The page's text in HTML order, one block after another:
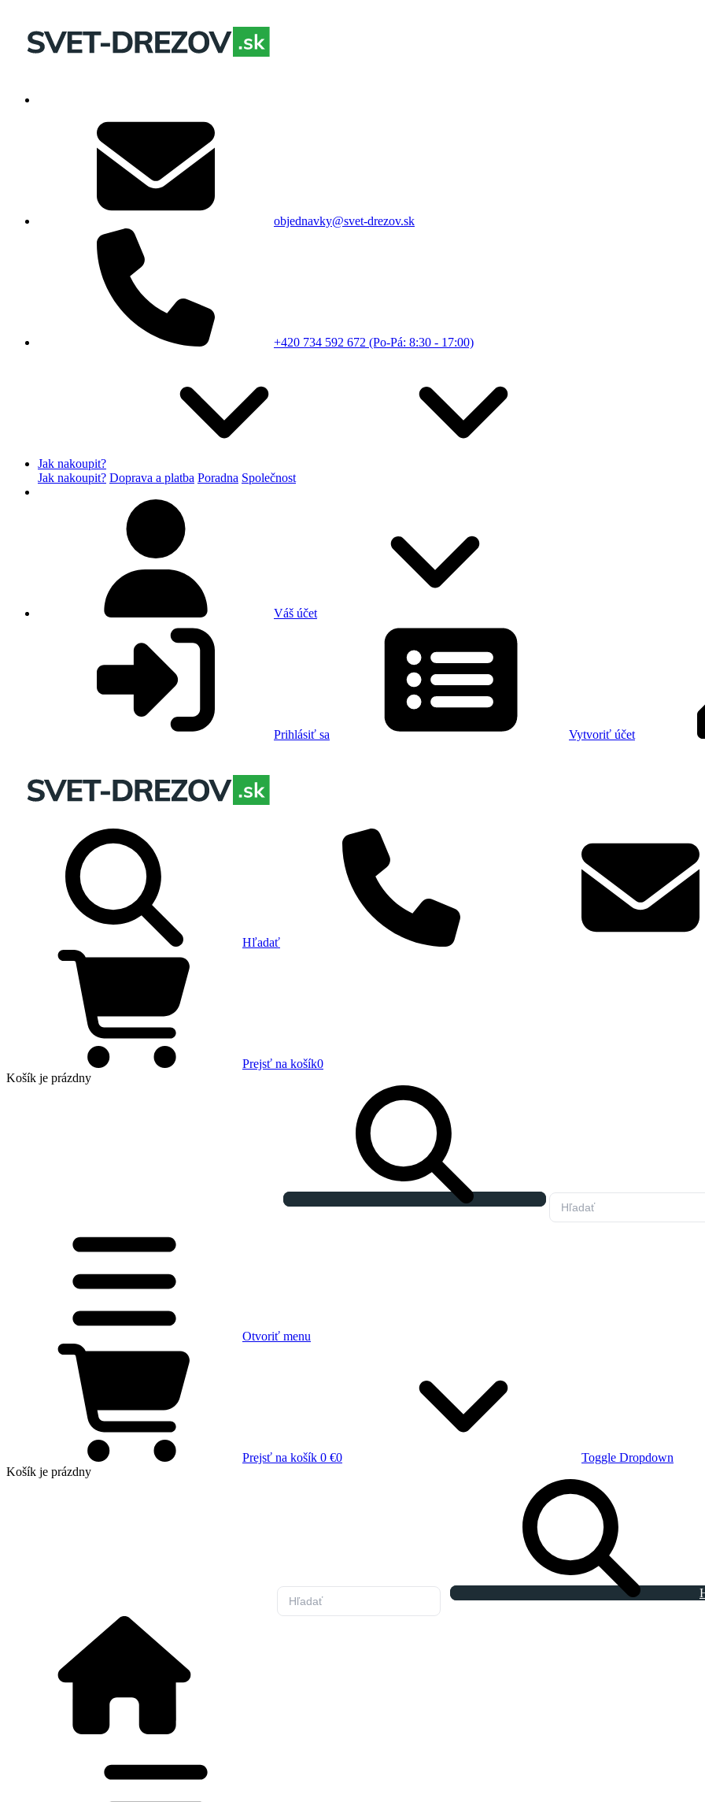
objednavky@svet-drezov.sk
+420 734 592 672 (Po-Pá: 8:30 - 17:00)
Jak nakoupit?
Jak nakoupit? Doprava a platba Poradna Společnost
Váš účet
Prihlásiť sa Vytvoriť účet
Hľadať
Prejsť na košík0
Košík je prázdny
Otvoriť menu
Prejsť na košík 0 €0
Toggle Dropdown
Košík je prázdny